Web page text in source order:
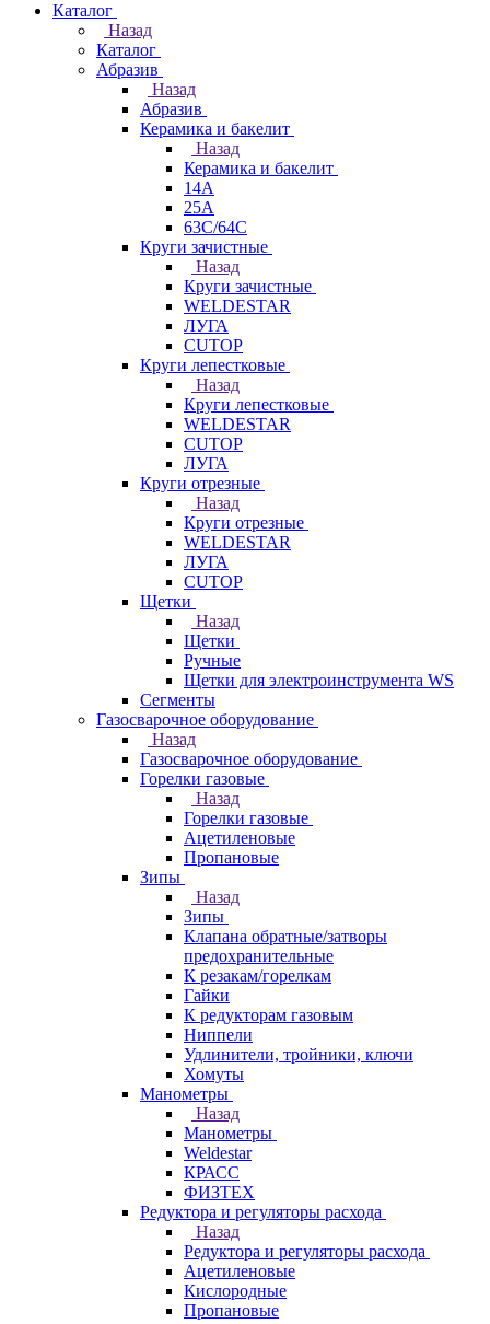
Каталог
Назад
Каталог
Абразив
Назад
Абразив
Керамика и бакелит
Назад
Керамика и бакелит
14А
25А
63С/64С
Круги зачистные
Назад
Круги зачистные
WELDESTAR
ЛУГА
CUTOP
Круги лепестковые
Назад
Круги лепестковые
WELDESTAR
CUTOP
ЛУГА
Круги отрезные
Назад
Круги отрезные
WELDESTAR
ЛУГА
CUTOP
Щетки
Назад
Щетки
Ручные
Щетки для электроинструмента WS
Сегменты
Газосварочное оборудование
Назад
Газосварочное оборудование
Горелки газовые
Назад
Горелки газовые
Ацетиленовые
Пропановые
Зипы
Назад
Зипы
Клапана обратные/затворы
предохранительные
К резакам/горелкам
Гайки
К редукторам газовым
Ниппели
Удлинители, тройники, ключи
Хомуты
Манометры
Назад
Манометры
Weldestar
КРАСС
ФИЗТЕХ
Редуктора и регуляторы расхода
Назад
Редуктора и регуляторы расхода
Ацетиленовые
Кислородные
Пропановые